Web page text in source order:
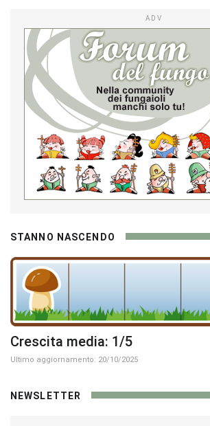
ADV
STANNO NASCENDO
Crescita media: 1/5
Ultimo aggiornamento: 20/10/2025
NEWSLETTER